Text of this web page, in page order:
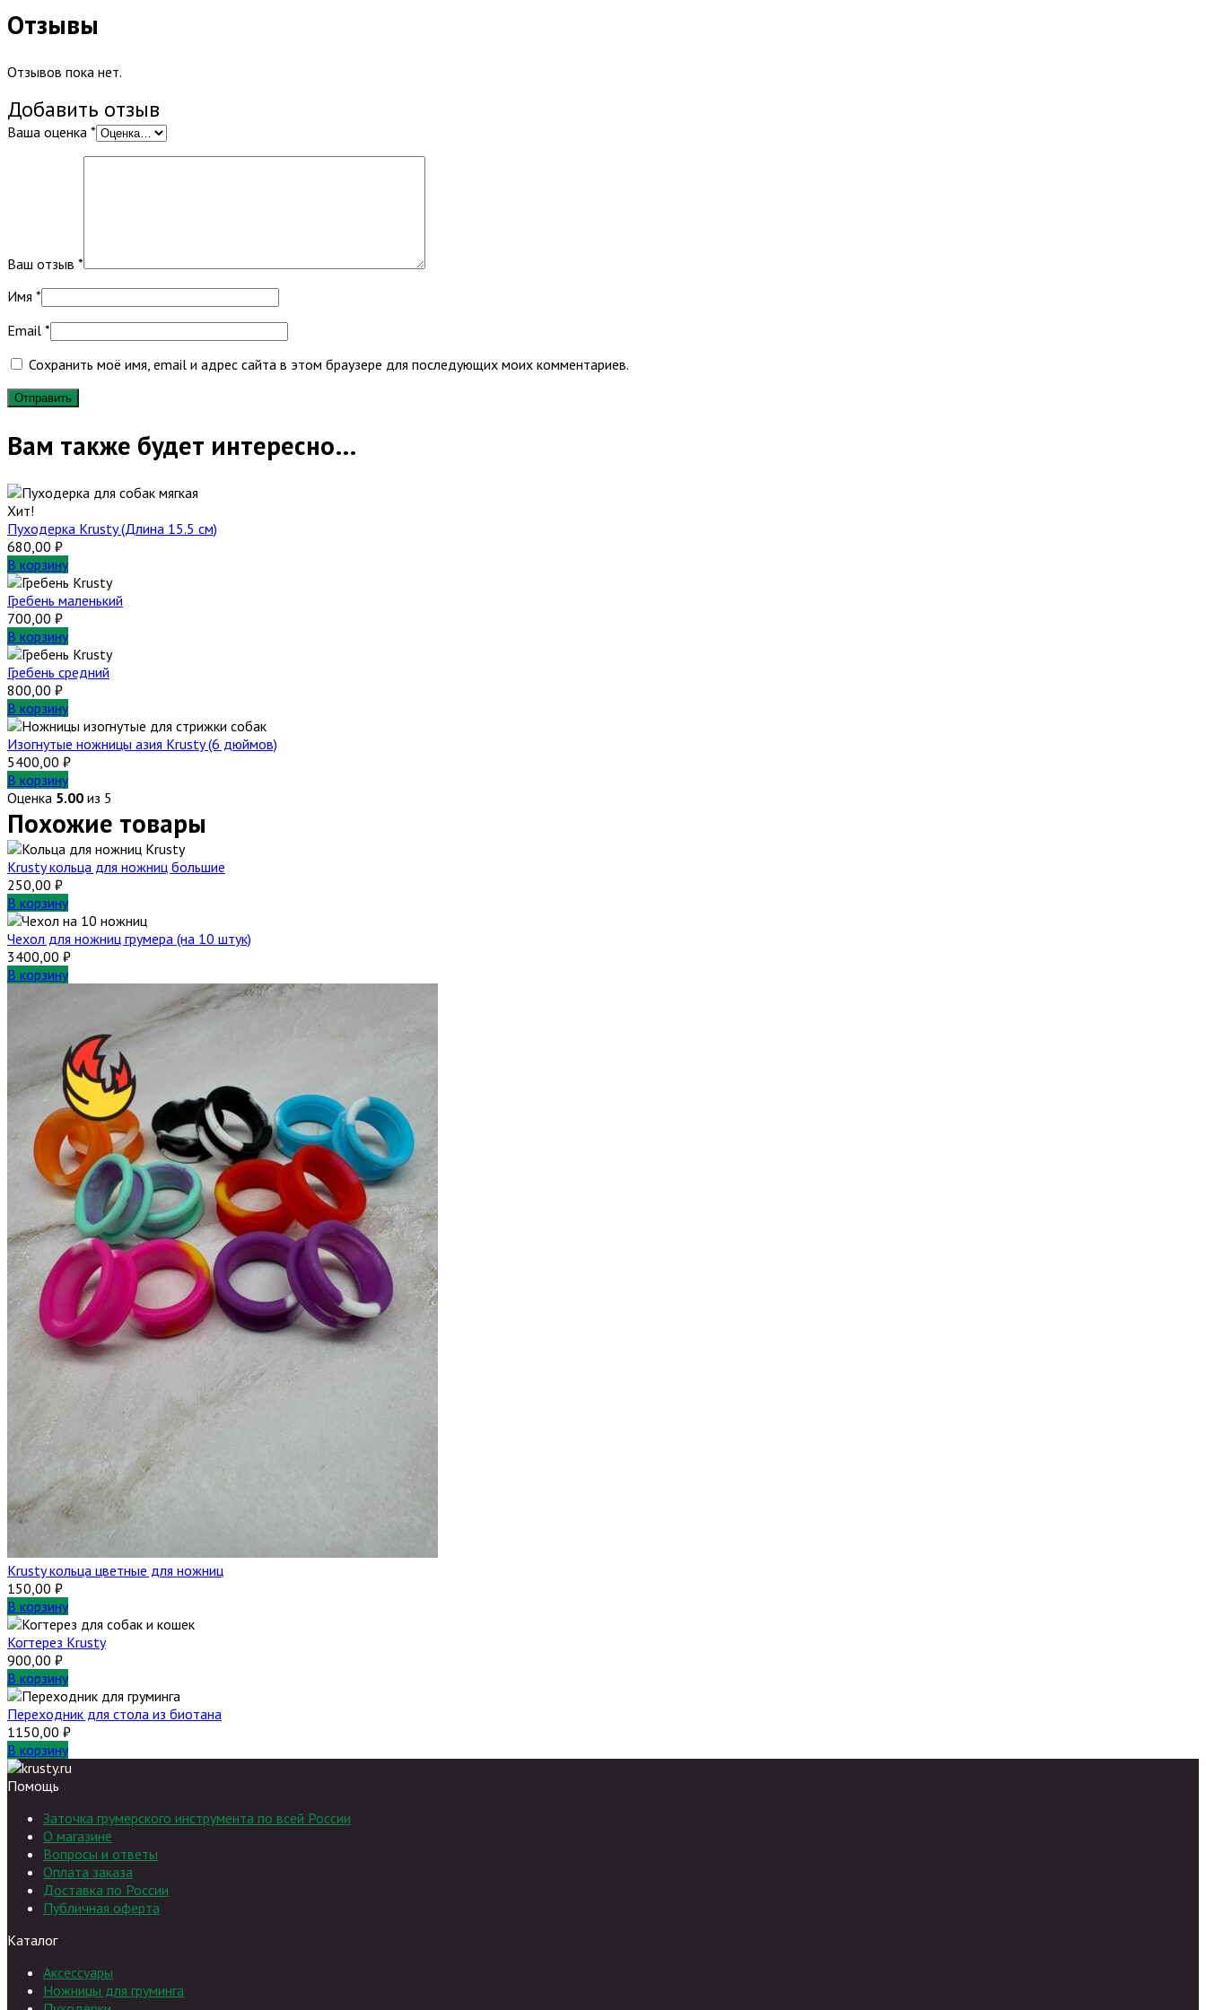
Отзывы
Отзывов пока нет.
Добавить отзыв
Ваша оценка *
Ваш отзыв *
Имя *
Email *
Сохранить моё имя, email и адрес сайта в этом браузере для последующих моих комментариев.
Вам также будет интересно…
Хит!
Пуходерка Krusty (Длина 15.5 см)
680,00 ₽
В корзину
Гребень маленький
700,00 ₽
В корзину
Гребень средний
800,00 ₽
В корзину
Изогнутые ножницы азия Krusty (6 дюймов)
5400,00 ₽
В корзину
Оценка 5.00 из 5
Похожие товары
Krusty кольца для ножниц большие
250,00 ₽
В корзину
Чехол для ножниц грумера (на 10 штук)
3400,00 ₽
В корзину
Krusty кольца цветные для ножниц
150,00 ₽
В корзину
Когтерез Krusty
900,00 ₽
В корзину
Переходник для стола из биотана
1150,00 ₽
В корзину
Помощь
Заточка грумерского инструмента по всей России
О магазине
Вопросы и ответы
Оплата заказа
Доставка по России
Публичная оферта
Каталог
Аксессуары
Ножницы для груминга